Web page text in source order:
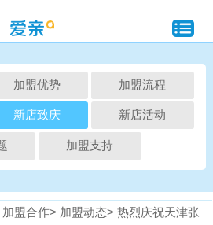
加盟优势 加盟流程
新店致庆 新店活动
加盟支持
加盟合作> 加盟动态> 热烈庆祝天津张